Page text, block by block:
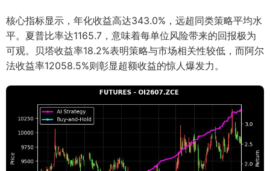
核心指标显示，年化收益高达343.0%，远超同类策略平均水
平。夏普比率达1165.7，意味着每单位风险带来的回报极为
可观。贝塔收益率18.2%表明策略与市场相关性较低，而阿尔
法收益率12058.5%则彰显超额收益的惊人爆发力。